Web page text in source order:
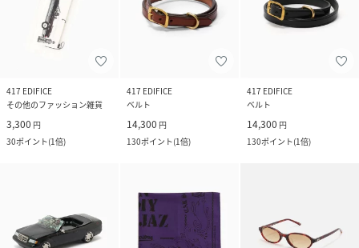
417 EDIFICE
その他のファッション雑貨
3,300 円
30ポイント(1倍)
417 EDIFICE
ベルト
14,300 円
130ポイント(1倍)
417 EDIFICE
ベルト
14,300 円
130ポイント(1倍)